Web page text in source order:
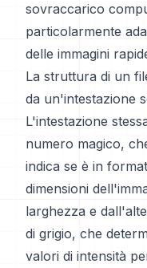
sovraccarico
particolarmente
delle immagini
La struttura di un
da un'intestazione
L'intestazione
numero magico,
indica se è in
dimensioni
larghezza e
di grigio, che
valori di intensità